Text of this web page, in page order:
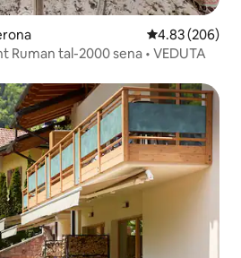
Rating medju
4.83 (206)
Ruman tal-2000 sena • VEDUTA